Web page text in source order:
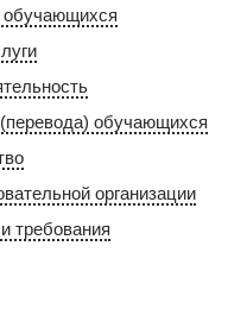
обучающихся
организации
требования